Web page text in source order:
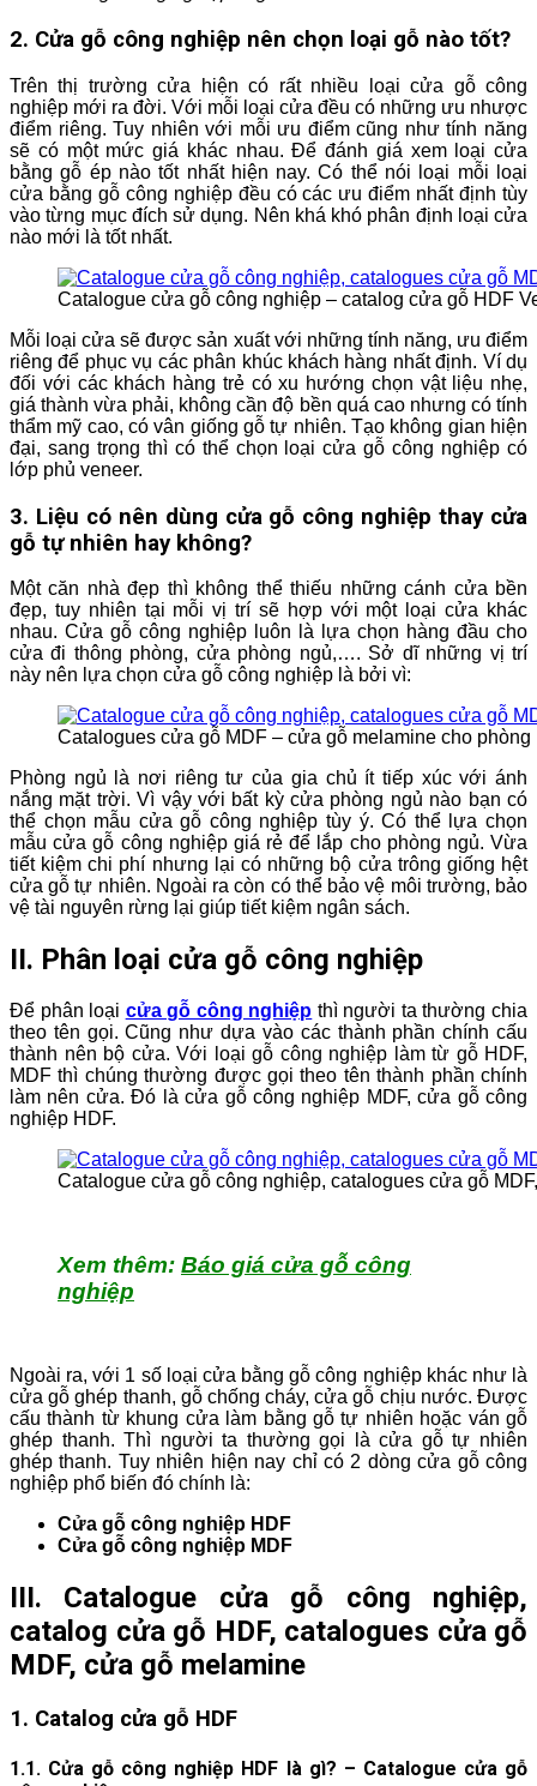
2. Cửa gỗ công nghiệp nên chọn loại gỗ nào tốt?
Trên thị trường cửa hiện có rất nhiều loại cửa gỗ công
nghiệp mới ra đời. Với mỗi loại cửa đều có những ưu nhược
điểm riêng. Tuy nhiên với mỗi ưu điểm cũng như tính năng
sẽ có một mức giá khác nhau. Để đánh giá xem loại cửa
bằng gỗ ép nào tốt nhất hiện nay. Có thể nói loại mỗi loại
cửa bằng gỗ công nghiệp đều có các ưu điểm nhất định tùy
vào từng mục đích sử dụng. Nên khá khó phân định loại cửa
nào mới là tốt nhất.
Catalogue cửa gỗ công nghiệp – catalog cửa gỗ HDF
Mỗi loại cửa sẽ được sản xuất với những tính năng, ưu điểm
riêng để phục vụ các phân khúc khách hàng nhất định. Ví dụ
đối với các khách hàng trẻ có xu hướng chọn vật liệu nhẹ,
giá thành vừa phải, không cần độ bền quá cao nhưng có tính
thẩm mỹ cao, có vân giống gỗ tự nhiên. Tạo không gian hiện
đại, sang trọng thì có thể chọn loại cửa gỗ công nghiệp có
lớp phủ veneer.
3. Liệu có nên dùng cửa gỗ công nghiệp thay cửa
gỗ tự nhiên hay không?
Một căn nhà đẹp thì không thể thiếu những cánh cửa bền
đẹp, tuy nhiên tại mỗi vị trí sẽ hợp với một loại cửa khác
nhau. Cửa gỗ công nghiệp luôn là lựa chọn hàng đầu cho
cửa đi thông phòng, cửa phòng ngủ,…. Sở dĩ những vị trí
này nên lựa chọn cửa gỗ công nghiệp là bởi vì:
Catalogues cửa gỗ MDF – cửa gỗ melamine cho phòng
Phòng ngủ là nơi riêng tư của gia chủ ít tiếp xúc với ánh
nắng mặt trời. Vì vậy với bất kỳ cửa phòng ngủ nào bạn có
thể chọn mẫu cửa gỗ công nghiệp tùy ý. Có thể lựa chọn
mẫu cửa gỗ công nghiệp giá rẻ để lắp cho phòng ngủ. Vừa
tiết kiệm chi phí nhưng lại có những bộ cửa trông giống hệt
cửa gỗ tự nhiên. Ngoài ra còn có thể bảo vệ môi trường, bảo
vệ tài nguyên rừng lại giúp tiết kiệm ngân sách.
II. Phân loại cửa gỗ công nghiệp
Để phân loại cửa gỗ công nghiệp thì người ta thường chia
theo tên gọi. Cũng như dựa vào các thành phần chính cấu
thành nên bộ cửa. Với loại gỗ công nghiệp làm từ gỗ HDF,
MDF thì chúng thường được gọi theo tên thành phần chính
làm nên cửa. Đó là cửa gỗ công nghiệp MDF, cửa gỗ công
nghiệp HDF.
Catalogue cửa gỗ công nghiệp, catalogues cửa gỗ
Xem thêm: Báo giá cửa gỗ công
nghiệp
Ngoài ra, với 1 số loại cửa bằng gỗ công nghiệp khác như là
cửa gỗ ghép thanh, gỗ chống cháy, cửa gỗ chịu nước. Được
cấu thành từ khung cửa làm bằng gỗ tự nhiên hoặc ván gỗ
ghép thanh. Thì người ta thường gọi là cửa gỗ tự nhiên
ghép thanh. Tuy nhiên hiện nay chỉ có 2 dòng cửa gỗ công
nghiệp phổ biến đó chính là:
Cửa gỗ công nghiệp HDF
Cửa gỗ công nghiệp MDF
III. Catalogue cửa gỗ công nghiệp,
catalog cửa gỗ HDF, catalogues cửa gỗ
MDF, cửa gỗ melamine
1. Catalog cửa gỗ HDF
1.1. Cửa gỗ công nghiệp HDF là gì? – Catalogue cửa gỗ